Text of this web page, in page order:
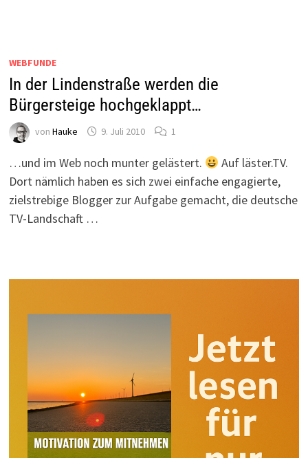
WEBFUNDE
In der Lindenstraße werden die
Bürgersteige hochgeklappt…
von Hauke 9. Juli 2010 1
…und im Web noch munter gelästert.
Auf läster.TV.
Dort nämlich haben es sich zwei einfache engagierte,
zielstrebige Blogger zur Aufgabe gemacht, die deutsche
TV-Landschaft …